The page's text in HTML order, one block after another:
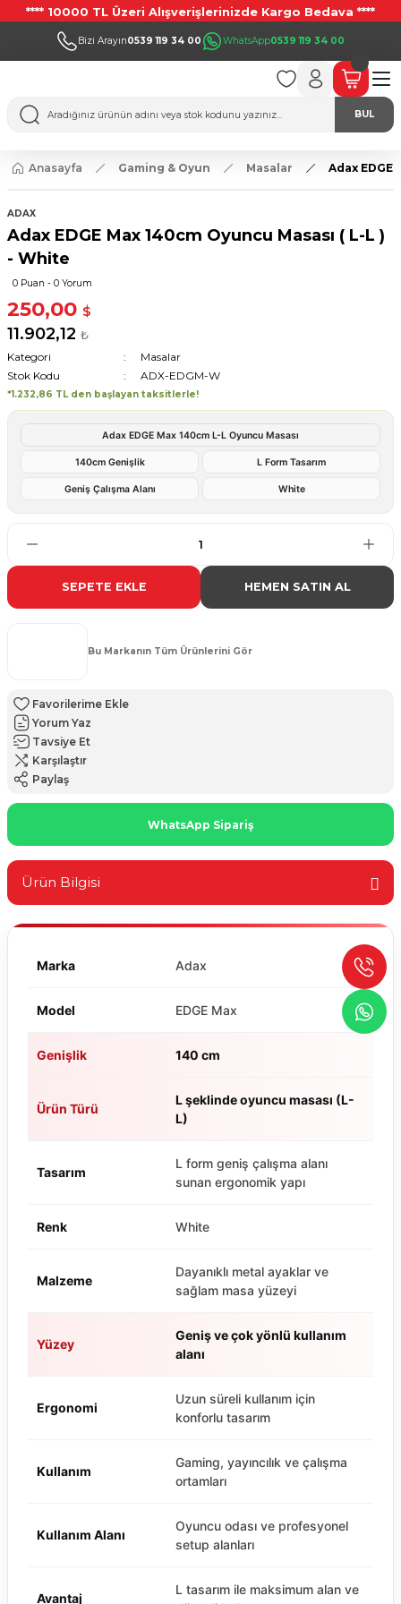
**** 10000 TL Üzeri Alışverişlerinizde Kargo Bedava ****
Bizi Arayın0539 119 34 00 WhatsApp0539 119 34 00
BUL
Anasayfa Gaming & Oyun Masalar Adax EDGE
ADAX
Adax EDGE Max 140cm Oyuncu Masası ( L-L )
- White
0 Puan - 0 Yorum
250,00 $
11.902,12 ₺
Kategori
Masalar
Stok Kodu
ADX-EDGM-W
*1.232,86 TL den başlayan taksitlerle!
Adax EDGE Max 140cm L-L Oyuncu Masası
140cm Genişlik L Form Tasarım
Geniş Çalışma Alanı White
SEPETE EKLE HEMEN SATIN AL
Bu Markanın Tüm Ürünlerini Gör
Yorum Yaz
Tavsiye Et
Karşılaştır
Paylaş
WhatsApp Sipariş
Ürün Bilgisi
Marka Adax
Model EDGE Max
Genişlik 140 cm
Ürün Türü
L şeklinde oyuncu masası (L-
L)
Tasarım
L form geniş çalışma alanı
sunan ergonomik yapı
Renk White
Malzeme
Dayanıklı metal ayaklar ve
sağlam masa yüzeyi
Yüzey
Geniş ve çok yönlü kullanım
alanı
Ergonomi
Uzun süreli kullanım için
konforlu tasarım
Kullanım
Gaming, yayıncılık ve çalışma
ortamları
Kullanım Alanı
Oyuncu odası ve profesyonel
setup alanları
Avantaj
L tasarım ile maksimum alan ve